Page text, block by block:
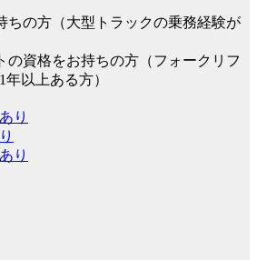
ちの方（大型トラックの乗務経験が
の資格をお持ちの方（フォークリフ
年以上ある方）
り
り